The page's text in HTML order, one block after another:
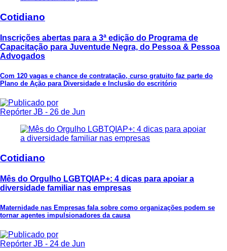
Cotidiano
Inscrições abertas para a 3ª edição do Programa de
Capacitação para Juventude Negra, do Pessoa & Pessoa
Advogados
Com 120 vagas e chance de contratação, curso gratuito faz parte do
Plano de Ação para Diversidade e Inclusão do escritório
Repórter JB - 26 de Jun
Cotidiano
Mês do Orgulho LGBTQIAP+: 4 dicas para apoiar a
diversidade familiar nas empresas
Maternidade nas Empresas fala sobre como organizações podem se
tornar agentes impulsionadores da causa
Repórter JB - 24 de Jun